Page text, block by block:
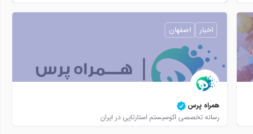
https://www.biliardstore.com
همراه پرس
رسانه تخصصی اکوسیستم استارتاپی در ایران
اخبار اصفهان